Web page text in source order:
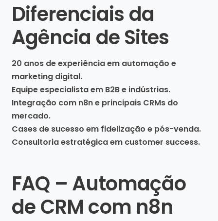
Diferenciais da
Agência de Sites
20 anos de experiência em automação e
marketing digital.
Equipe especialista em B2B e indústrias.
Integração com n8n e principais CRMs do
mercado.
Cases de sucesso em fidelização e pós-venda.
Consultoria estratégica em customer success.
FAQ – Automação
de CRM com n8n